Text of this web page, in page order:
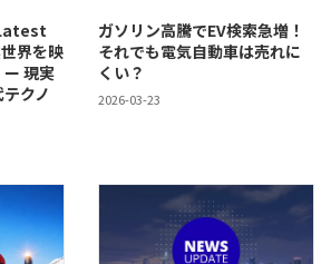
界を映
現実
クノ
ガソリン高騰でEV検索急増！
それでも電気自動車は売れに
くい？
2026-03-23